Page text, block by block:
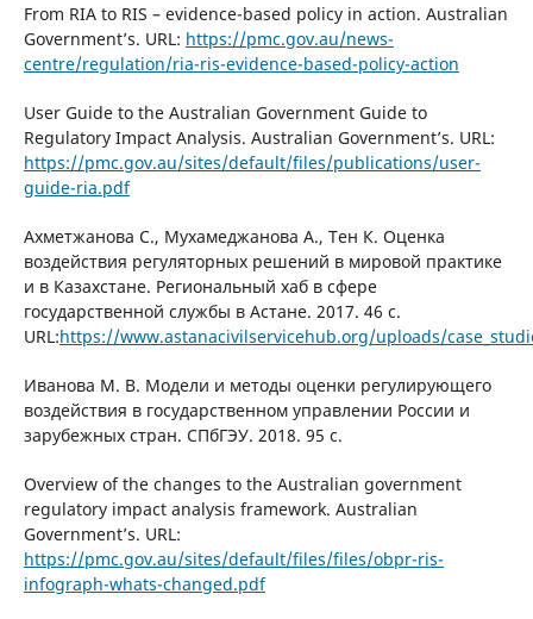
From RIA to RIS – evidence-based policy in action. Australian
Government’s. URL: https://pmc.gov.au/news-
centre/regulation/ria-ris-evidence-based-policy-action
User Guide to the Australian Government Guide to
Regulatory Impact Analysis. Australian Government’s. URL:
https://pmc.gov.au/sites/default/files/publications/user-
guide-ria.pdf
Ахметжанова C., Мухамеджанова А., Тен К. Оценка
воздействия регуляторных решений в мировой практике
и в Казахстане. Региональный хаб в сфере
государственной службы в Астане. 2017. 46 с.
URL:https://www.astanacivilservicehub.org/uploads/
Иванова М. В. Модели и методы оценки регулирующего
воздействия в государственном управлении России и
зарубежных стран. СПбГЭУ. 2018. 95 с.
Overview of the changes to the Australian government
regulatory impact analysis framework. Australian
Government’s. URL:
https://pmc.gov.au/sites/default/files/files/obpr-ris-
infograph-whats-changed.pdf